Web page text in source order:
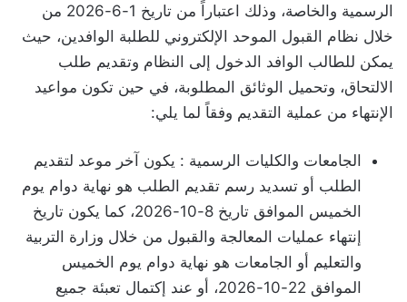
الرسمية والخاصة، وذلك اعتباراً من تاريخ 1-6-2026 من
خلال نظام القبول الموحد الإلكتروني للطلبة الوافدين، حيث
يمكن للطالب الوافد الدخول إلى النظام وتقديم طلب
الالتحاق، وتحميل الوثائق المطلوبة، في حين تكون مواعيد
الإنتهاء من عملية التقديم وفقاً لما يلي:
الجامعات والكليات الرسمية : يكون آخر موعد لتقديم
الطلب أو تسديد رسم تقديم الطلب هو نهاية دوام يوم
الخميس الموافق تاريخ 8-10-2026، كما يكون تاريخ
إنتهاء عمليات المعالجة والقبول من خلال وزارة التربية
والتعليم أو الجامعات هو نهاية دوام يوم الخميس
الموافق 22-10-2026، أو عند إكتمال تعبئة جميع